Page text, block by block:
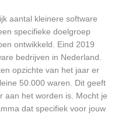
aantal kleinere software
specifieke doelgroep
ontwikkeld. Eind 2019
bedrijven in Nederland.
opzichte van het jaar er
50.000 waren. Dit geeft
aan het worden is. Mocht je
dat specifiek voor jouw